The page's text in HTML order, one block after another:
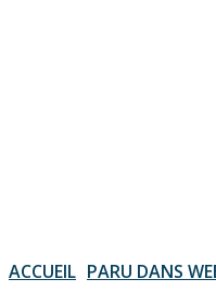
ACCUEIL PARU DANS